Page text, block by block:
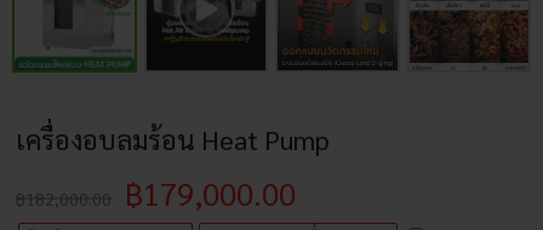
เครื่องอบลมร้อน Heat Pump
฿182,000.00 ฿179,000.00